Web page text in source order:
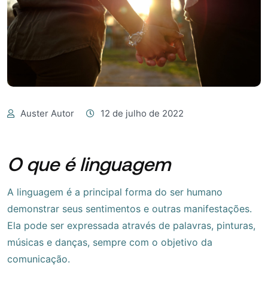
Auster Autor 12 de julho de 2022
O que é linguagem
A linguagem é a principal forma do ser humano
demonstrar seus sentimentos e outras manifestações.
Ela pode ser expressada através de palavras, pinturas,
músicas e danças, sempre com o objetivo da
comunicação.